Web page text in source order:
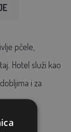
pčele,
Hotel služi kao
i za